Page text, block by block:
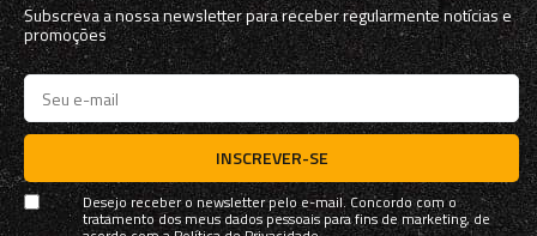
Subscreva a nossa newsletter para receber regularmente notícias e
promoções
INSCREVER-SE
Desejo receber o newsletter pelo e-mail. Concordo com o
tratamento dos meus dados pessoais para fins de marketing, de